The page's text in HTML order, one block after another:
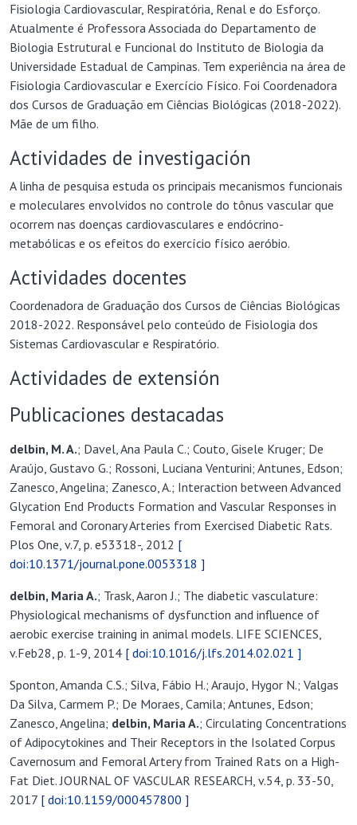
Fisiologia Cardiovascular, Respiratória, Renal e do Esforço.
Atualmente é Professora Associada do Departamento de
Biologia Estrutural e Funcional do Instituto de Biologia da
Universidade Estadual de Campinas. Tem experiência na área de
Fisiologia Cardiovascular e Exercício Físico. Foi Coordenadora
dos Cursos de Graduação em Ciências Biológicas (2018-2022).
Mãe de um filho.
Actividades de investigación
A linha de pesquisa estuda os principais mecanismos funcionais
e moleculares envolvidos no controle do tônus vascular que
ocorrem nas doenças cardiovasculares e endócrino-
metabólicas e os efeitos do exercício físico aeróbio.
Actividades docentes
Coordenadora de Graduação dos Cursos de Ciências Biológicas
2018-2022. Responsável pelo conteúdo de Fisiologia dos
Sistemas Cardiovascular e Respiratório.
Actividades de extensión
Publicaciones destacadas
delbin, M. A.; Davel, Ana Paula C.; Couto, Gisele Kruger; De
Araújo, Gustavo G.; Rossoni, Luciana Venturini; Antunes, Edson;
Zanesco, Angelina; Zanesco, A.; Interaction between Advanced
Glycation End Products Formation and Vascular Responses in
Femoral and Coronary Arteries from Exercised Diabetic Rats.
Plos One, v.7, p. e53318-, 2012 [
doi:10.1371/journal.pone.0053318 ]
delbin, MariaA.; Trask, Aaron J.; The diabetic vasculature:
Physiological mechanisms of dysfunction and influence of
aerobic exercise training in animal models. LIFE SCIENCES,
v.Feb28, p. 1-9, 2014 [ doi:10.1016/j.lfs.2014.02.021 ]
Sponton, Amanda C.S.; Silva, Fábio H.; Araujo, Hygor N.; Valgas
Da Silva, Carmem P.; De Moraes, Camila; Antunes, Edson;
Zanesco, Angelina; delbin, MariaA.; Circulating Concentrations
of Adipocytokines and Their Receptors in the Isolated Corpus
Cavernosum and Femoral Artery from Trained Rats on a High-
Fat Diet. JOURNAL OF VASCULAR RESEARCH, v.54, p. 33-50,
2017 [ doi:10.1159/000457800 ]